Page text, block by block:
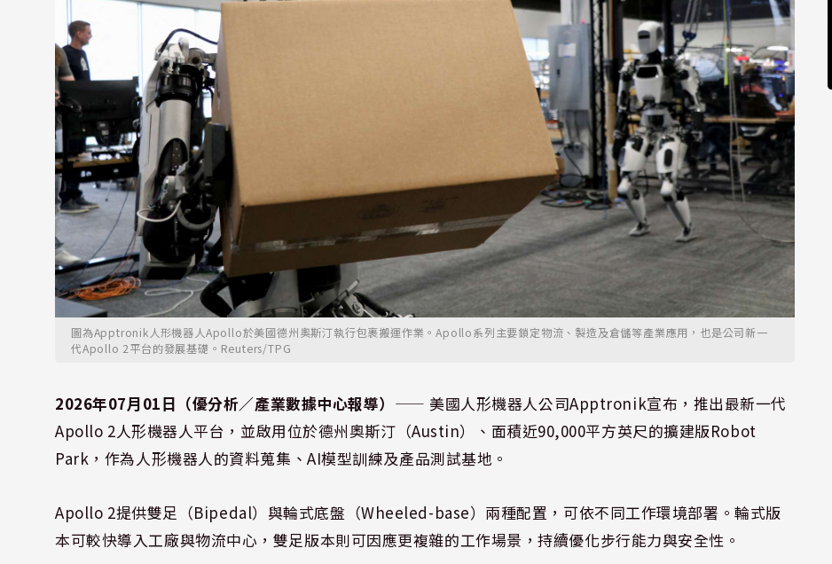
圖為Apptronik人形機器人Apollo於美國德州奧斯汀執行包裹搬運作業。Apollo系列主要鎖定物流、製造及倉儲等產業應用，也是公司新一
代Apollo 2平台的發展基礎。Reuters/TPG
2026年07月01日（優分析／產業數據中心報導） ⸺ 美國人形機器人公司Apptronik宣布，推出最新一代
Apollo 2人形機器人平台，並啟用位於德州奧斯汀（Austin）、面積近90,000平方英尺的擴建版Robot
Park，作為人形機器人的資料蒐集、AI模型訓練及產品測試基地。
Apollo 2提供雙足（Bipedal）與輪式底盤（Wheeled-base）兩種配置，可依不同工作環境部署。輪式版
本可較快導入工廠與物流中心，雙足版本則可因應更複雜的工作場景，持續優化步行能力與安全性。